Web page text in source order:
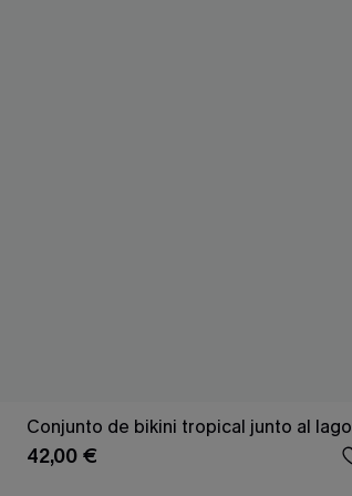
Conjunto de bikini tropical junto al lago
42,00 €